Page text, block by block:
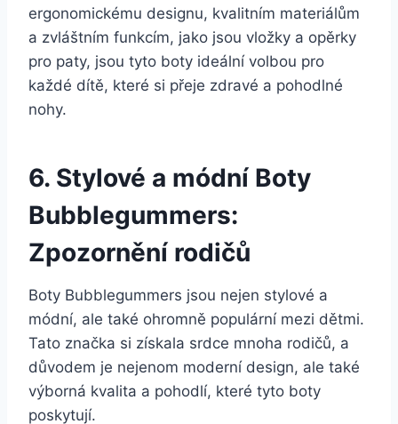
ergonomickému designu, kvalitním materiálům
a zvláštním funkcím, jako jsou vložky a opěrky
pro paty, ​jsou tyto boty ideální volbou​ pro
každé ⁣dítě, které si ⁢přeje zdravé a pohodlné
nohy.
6. Stylové a módní ⁣Boty⁢
Bubblegummers:‍
Zpozornění rodičů
Boty Bubblegummers jsou nejen stylové ‌a
módní, ale ​také ohromně ⁤populární mezi dětmi.
Tato značka si získala srdce mnoha rodičů, a
důvodem je nejenom moderní design, ale také⁤
výborná kvalita⁣ a pohodlí, které ⁢tyto boty
poskytují.‍